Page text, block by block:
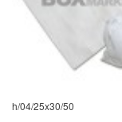
h/04/25x30/50